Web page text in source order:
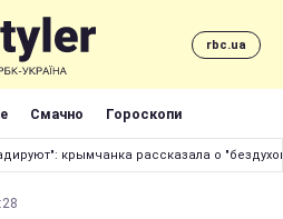
rbc.ua
Смачно Гороскопи
крымчанка рассказала о